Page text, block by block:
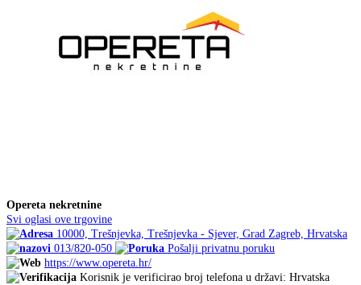
Opereta nekretnine
Svi oglasi ove trgovine
10000, Trešnjevka, Trešnjevka - Sjever, Grad Zagreb, Hrvatska
013/820-050
Pošalji privatnu poruku
https://www.opereta.hr/
Korisnik je verificirao broj telefona u državi: Hrvatska